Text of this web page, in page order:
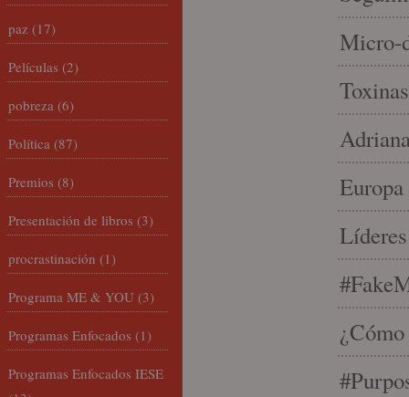
Micro-
paz (17)
Películas (2)
pobreza (6)
Política (87)
Premios (8)
Presentación de libros (3)
procrastinación (1)
Programa ME & YOU (3)
Programas Enfocados (1)
Programas Enfocados IESE